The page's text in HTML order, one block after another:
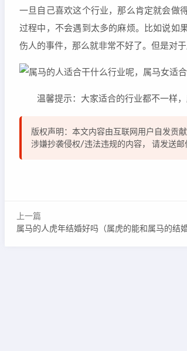
一旦自己喜欢这个行业，那么肯定就会做
过程中，不会遇到太多的麻烦。比如说如
伤人的事件，那么就非常不好了。但是对
温馨提示：大家适合的行业都不一样，
版权声明：本文内容由互联网用户自发贡
涉嫌抄袭侵权/违法违规的内容， 请发送邮
上一篇
属马的人虎年结婚好吗（属虎的能和属马的结婚